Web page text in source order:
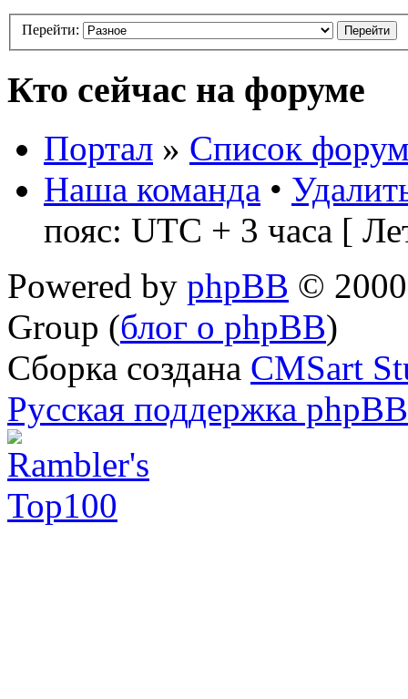
Перейти:
Кто сейчас на форуме
Портал » Список
Наша команда •
пояс: UTC + 3 часа [
Powered by phpBB ©
Group (блог о phpBB)
Сборка создана CMSart
Русская поддержка phpBB